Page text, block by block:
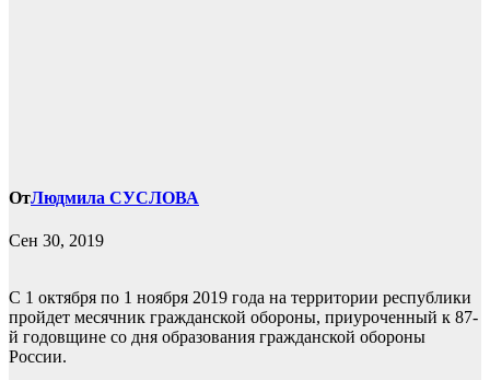
ОтЛюдмила СУСЛОВА
Сен 30, 2019
С 1 октября по 1 ноября 2019 года на территории республики
пройдет месячник гражданской обороны, приуроченный к 87-
й годовщине со дня образования гражданской обороны
России.